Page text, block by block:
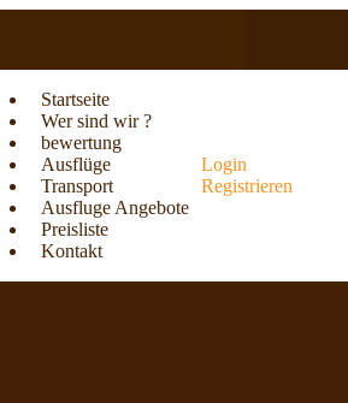
Startseite
Wer sind wir ?
bewertung
Ausflüge
Transport
Ausfluge Angebote
Preisliste
Kontakt
Login
Registrieren